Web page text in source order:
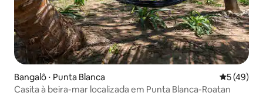
Bangalô ⋅ Punta Blanca 5 de uma
5 (49)
Casita à beira-mar localizada em Punta Blanca-Roatan